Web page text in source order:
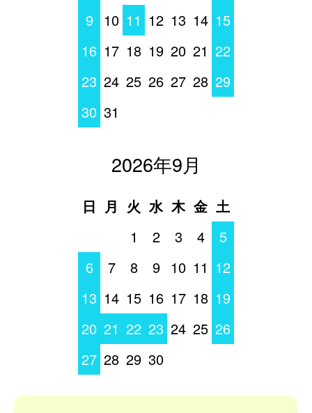
9
10 11 12 13 14 15
16 17 18 19 20 21 22
23 24 25 26 27 28 29
30 31
2026年9月
日 月 火 水 木 金 土
1
2 3 4
5
6
7 8 9 10 11 12
13 14 15 16 17 18 19
20 21 22 23 24 25 26
27 28 29 30